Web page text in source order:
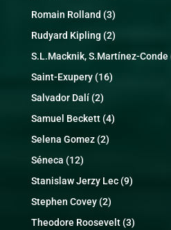
Romain Rolland (3)
Rudyard Kipling (2)
S.L.Macknik, S.Martínez-Conde
Saint-Exupery(16)
Salvador Dalí(2)
Samuel Beckett(4)
Selena Gomez(2)
Séneca (12)
Stanislaw Jerzy Lec(9)
Stephen Covey(2)
Theodore Roosevelt(3)